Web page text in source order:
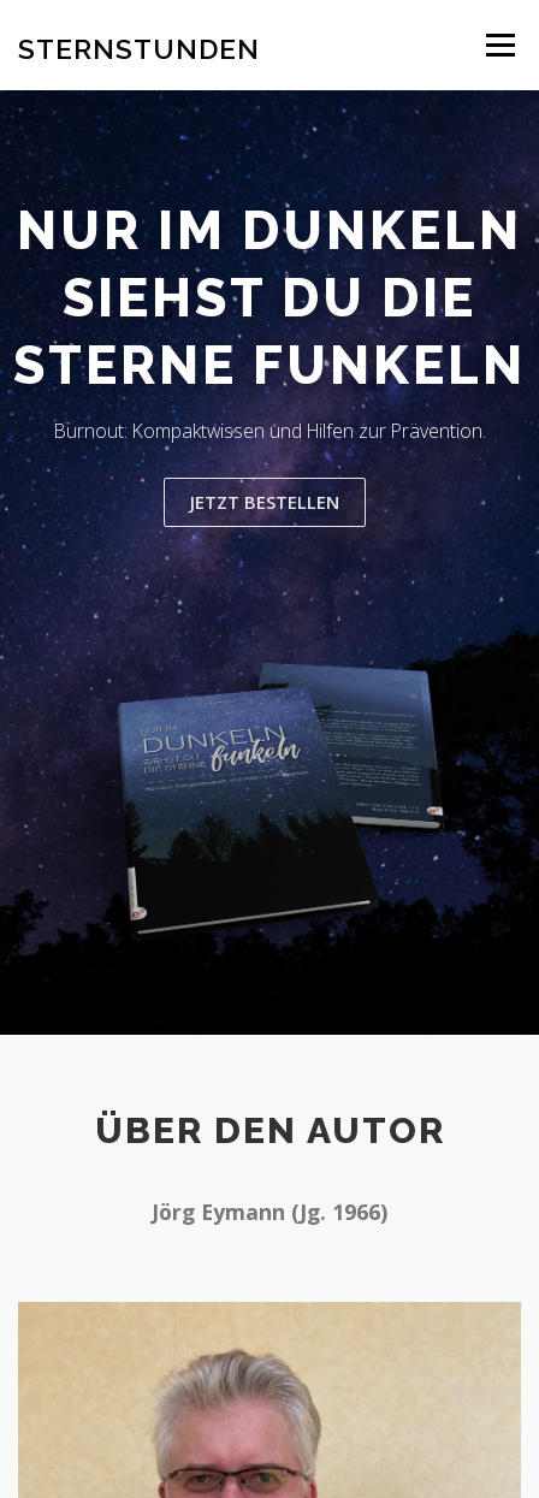
springen
STERNSTUNDEN Menü
AUTOR EINBLICK INS BUCH BESTELLUNG
REZENSION BLOG LESERSTIMMEN KONTAKT
NUR IM DUNKELN
SIEHST DU DIE
STERNE FUNKELN
Burnout: Kompaktwissen und Hilfen zur Prävention.
JETZT BESTELLEN
ÜBER DEN AUTOR
Jörg Eymann (Jg. 1966)